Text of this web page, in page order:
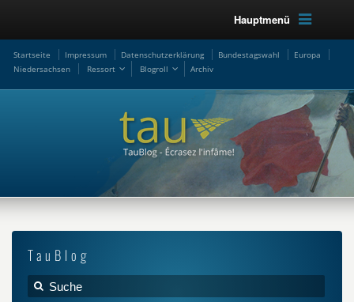
Hauptmenü
Startseite Impressum Datenschutzerklärung Bundestagswahl
Europa
Niedersachsen
Ressort Blogroll Archiv
TauBlog